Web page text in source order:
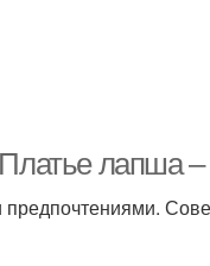
лапша –